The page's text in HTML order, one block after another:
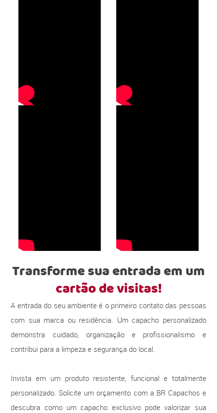
Transforme sua entrada em um
cartão de visitas!
A entrada do seu ambiente é o primeiro contato das pessoas
com sua marca ou residência. Um capacho personalizado
demonstra cuidado, organização e profissionalismo e
contribui para a limpeza e segurança do local.
Invista em um produto resistente, funcional e totalmente
personalizado. Solicite um orçamento com a BR Capachos e
descubra como um capacho exclusivo pode valorizar sua